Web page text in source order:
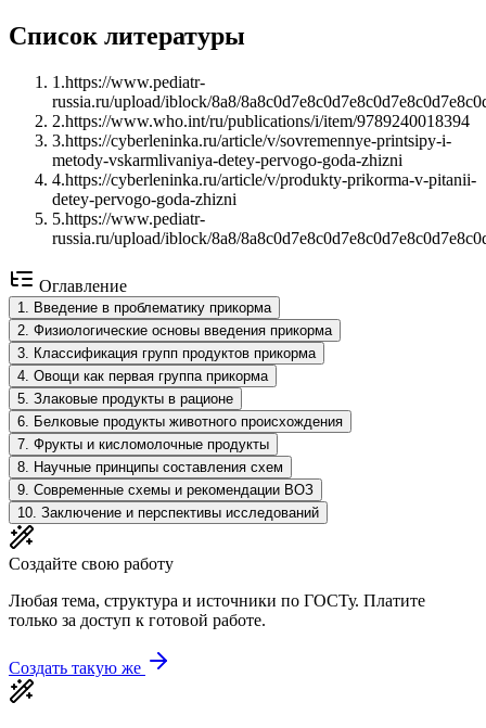
Список литературы
1 .https://www.pediatr-
russia.ru/upload/iblock/8a8/
2.https://www.who.int/ru/publications/i/item/9789240018394
3.https://cyberleninka.ru/article/v/sovremennye-printsipy-i-
metody-vskarmlivaniya-detey-pervogo-goda-zhizni
4.https://cyberleninka.ru/article/v/produkty-prikorma-v-pitanii-
detey-pervogo-goda-zhizni
5.https://www.pediatr-
russia.ru/upload/iblock/8a8/
Оглавление
1
Введение в проблематику прикорма
2 Физиологические основы введения прикорма
3
Классификация групп продуктов прикорма
4 Овощи как первая группа прикорма
5 Злаковые продукты в рационе
6
Белковые продукты животного происхождения
7 Фрукты и кисломолочные продукты
8
Научные принципы составления схем
9 Современные схемы и рекомендации ВОЗ
10 Заключение и перспективы исследований
Создайте свою работу
Любая тема, структура и источники по ГОСТу. Платите
только за доступ к готовой работе.
Создать такую же